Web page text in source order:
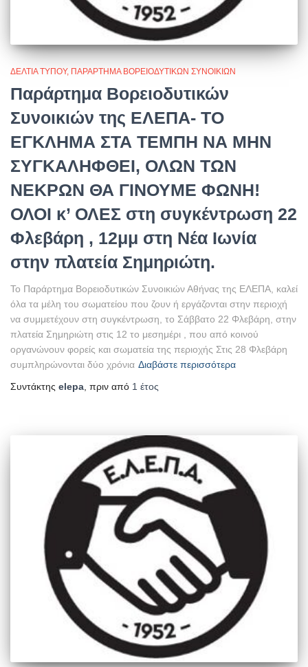
ΔΕΛΤΊΑ ΤΎΠΟΥ ΠΑΡΆΡΤΗΜΑ ΒΟΡΕΙΟΔΥΤΙΚΏΝ ΣΥΝΟΙΚΙΏΝ
Παράρτημα Βορειοδυτικών
Συνοικιών της ΕΛΕΠΑ- ΤΟ
ΕΓΚΛΗΜΑ ΣΤΑ ΤΕΜΠΗ ΝΑ ΜΗΝ
ΣΥΓΚΑΛΗΦΘΕΙ, ΟΛΩΝ ΤΩΝ
ΝΕΚΡΩΝ ΘΑ ΓΙΝΟΥΜΕ ΦΩΝΗ!
ΟΛΟΙ κ’ ΟΛΕΣ στη συγκέντρωση 22
Φλεβάρη , 12μμ στη Νέα Ιωνία
στην πλατεία Σημηριώτη.
Το Παράρτημα Βορειοδυτικών Συνοικιών Αθήνας της ΕΛΕΠΑ, καλεί
όλα τα μέλη του σωματείου που ζουν ή εργάζονται στην περιοχή
να συμμετέχουν στη συγκέντρωση, το Σάββατο 22 Φλεβάρη, στην
πλατεία Σημηριώτη στις 12 το μεσημέρι , που από κοινού
οργανώνουν φορείς και σωματεία της περιοχής Στις 28 Φλεβάρη
συμπληρώνονται δύο χρόνια Διαβάστε περισσότερα
Συντάκτης elepa , πριν από 1 έτος